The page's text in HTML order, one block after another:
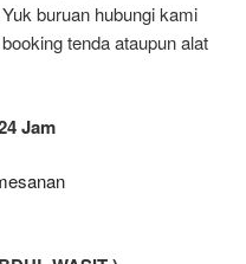
buruan hubungi kami
tenda ataupun alat
Jam